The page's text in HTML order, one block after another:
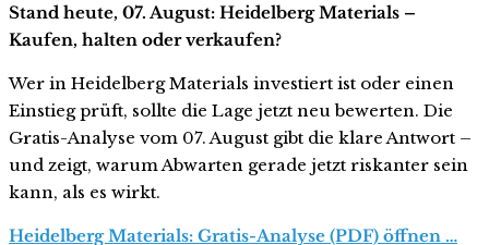
Stand heute, 07. August: Heidelberg Materials –
Kaufen, halten oder verkaufen?
Wer in Heidelberg Materials investiert ist oder einen
Einstieg prüft, sollte die Lage jetzt neu bewerten. Die
Gratis-Analyse vom 07. August gibt die klare Antwort –
und zeigt, warum Abwarten gerade jetzt riskanter sein
kann, als es wirkt.
Heidelberg Materials: Gratis-Analyse (PDF) öffnen …